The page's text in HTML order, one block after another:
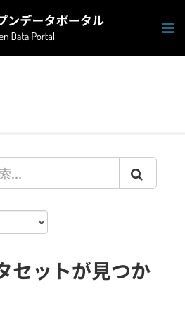
セットが見つか